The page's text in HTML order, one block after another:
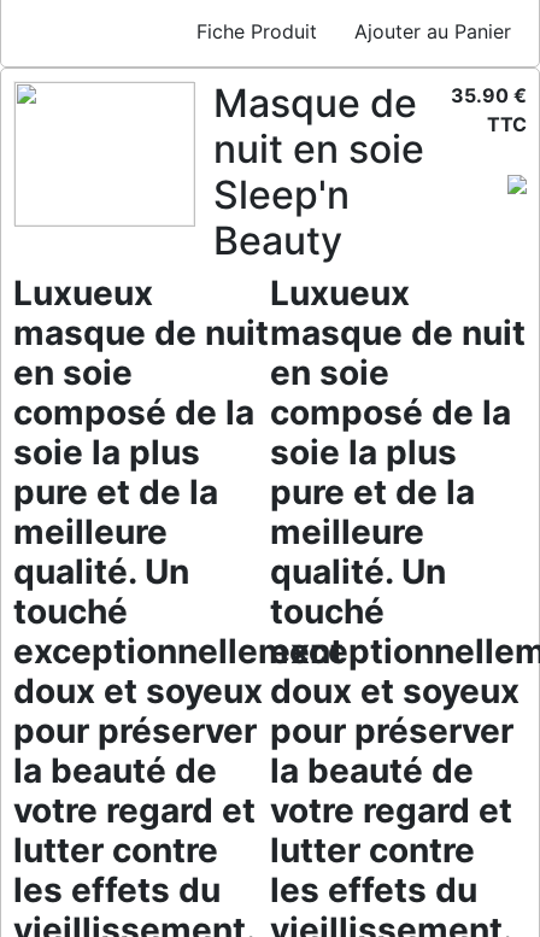
Fiche Produit Ajouter au Panier
Masque de
nuit en soie
Sleep'n
Beauty
Luxueux
masque de nuit
en soie
composé de la
soie la plus
pure et de la
meilleure
qualité. Un
touché
exceptionnellement
doux et soyeux
pour préserver
la beauté de
votre regard et
lutter contre
les effets du
Luxueux
masque de nuit
en soie
composé de la
soie la plus
pure et de la
meilleure
qualité. Un
touché
doux et soyeux
pour préserver
la beauté de
votre regard et
lutter contre
les effets du
35.90 €
TTC